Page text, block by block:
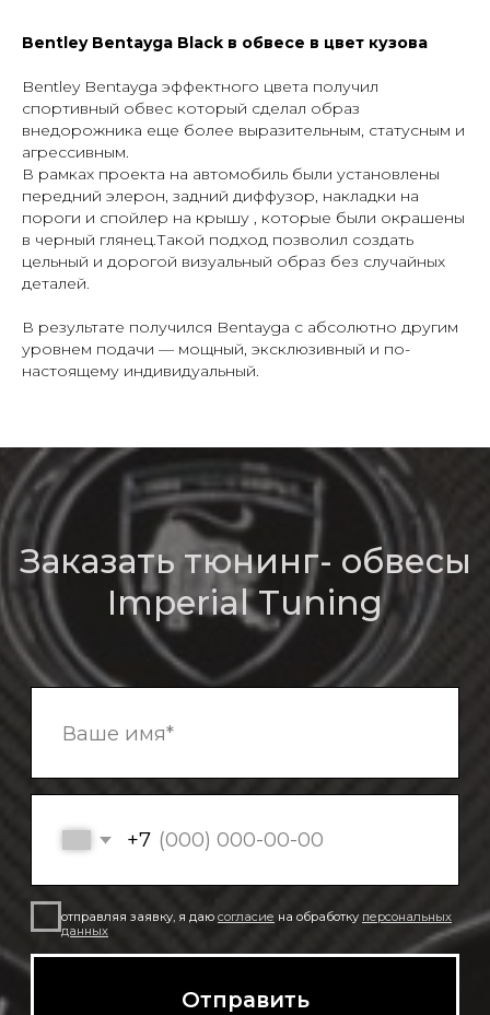
Bentley Bentayga Black в обвесе в цвет кузова
Bentley Bentayga эффектного цвета получил
спортивный обвес который сделал образ
внедорожника еще более выразительным, статусным и
агрессивным.
В рамках проекта на автомобиль были установлены
передний элерон, задний диффузор, накладки на
пороги и спойлер на крышу , которые были окрашены
в черный глянец.Такой подход позволил создать
цельный и дорогой визуальный образ без случайных
деталей.
В результате получился Bentayga с абсолютно другим
уровнем подачи — мощный, эксклюзивный и по-
настоящему индивидуальный.
отправляя заявку, я даю согласие на обработку
данных
Заказать тюнинг- обвесы
Imperial Tuning
Северное Серково, 13
Телефоны: 8-926-9089933
Imperialtuning@mail.ru
Наши работы
Bentley
Bmw
Обвесы
О компании
Политика в отношении обработки
персональных данных